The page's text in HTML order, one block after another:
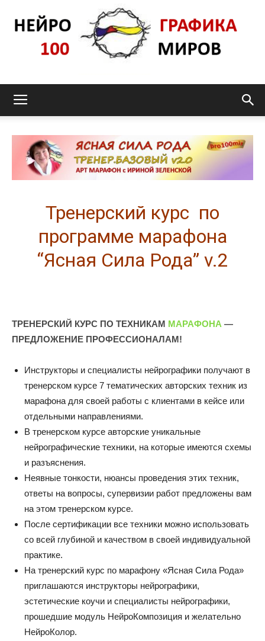
Тренерский курс по
программе марафона
“Ясная Сила Рода” v.2
ТРЕНЕРСКИЙ КУРС ПО ТЕХНИКАМ МАРАФОНА —
ПРЕДЛОЖЕНИЕ ПРОФЕССИОНАЛАМ!
Инструкторы и специалисты нейрографики получают в
тренерском курсе 7 тематических авторских техник из
марафона для своей работы с клиентами в кейсе или
отдельными направлениями.
В тренерском курсе авторские уникальные
нейрографические техники, на которые имеются схемы
и разъяснения.
Неявные тонкости, нюансы проведения этих техник,
ответы на вопросы, супервизии работ предложены вам
на этом тренерском курсе.
После сертификации все техники можно использовать
со всей глубиной и качеством в своей индивидуальной
практике.
На тренерский курс по марафону «Ясная Сила Рода»
приглашаются инструкторы нейрографики,
эстетические коучи и специалисты нейрографики,
прошедшие модуль НейроКомпозиция и желательно
НейроКолор.